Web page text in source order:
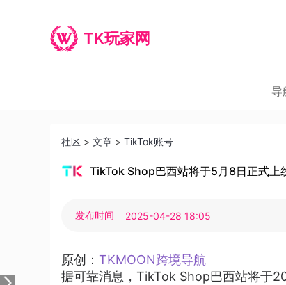
TK玩家网
导
社区 > 文章 > TikTok账号
TikTok Shop巴西站将于5月8日正式上
发布时间 2025-04-28 18:05
原创： TKMOON跨境导航
据可靠消息，TikTok Shop巴西站将于